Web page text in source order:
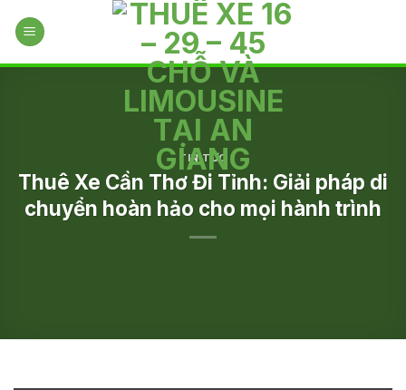
TIN TỨC
Thuê Xe Cần Thơ Đi Tỉnh: Giải pháp di
chuyển hoàn hảo cho mọi hành trình